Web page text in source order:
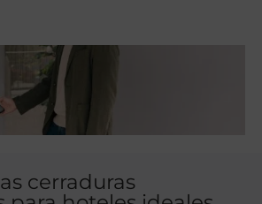
cerraduras